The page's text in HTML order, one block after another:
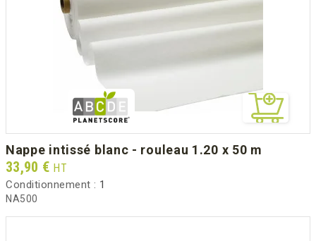
nappe intissé blanc - rouleau 1.20 x 50 m
Prix
33,90 € HT
Conditionnement : 1
NA500